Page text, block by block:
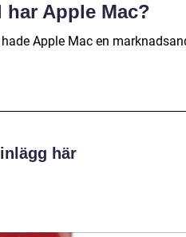
Apple Mac?
Apple Mac en
här